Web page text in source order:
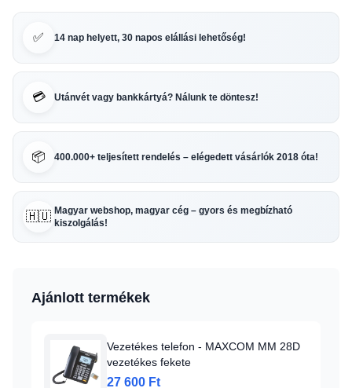
✅ 14 nap helyett, 30 napos elállási lehetőség!
💳 Utánvét vagy bankkártyá? Nálunk te döntesz!
📦 400.000+ teljesített rendelés – elégedett vásárlók 2018 óta!
🇭🇺 Magyar webshop, magyar cég – gyors és megbízható
kiszolgálás!
Ajánlott termékek
Vezetékes telefon - MAXCOM MM 28D
vezetékes fekete
27 600 Ft